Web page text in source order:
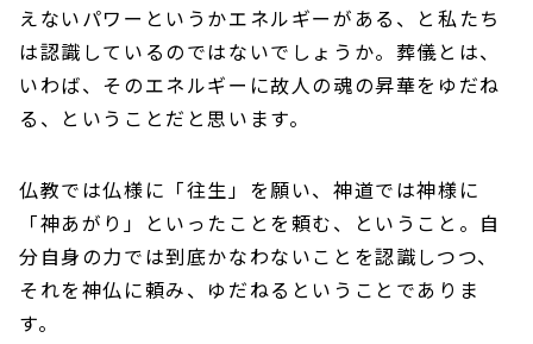
えないパワーというかエネルギーがある、と私たち
は認識しているのではないでしょうか。葬儀とは、
いわば、そのエネルギーに故人の魂の昇華をゆだね
る、ということだと思います。
仏教では仏様に「往生」を願い、神道では神様に
「神あがり」といったことを頼む、ということ。自
分自身の力では到底かなわないことを認識しつつ、
それを神仏に頼み、ゆだねるということでありま
す。